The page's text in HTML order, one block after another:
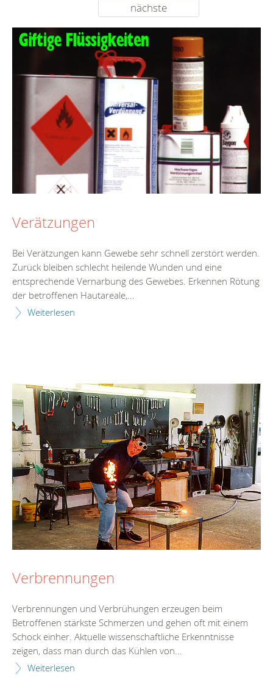
nächste
Verätzungen
Bei Verätzungen kann Gewebe sehr schnell zerstört werden.
Zurück bleiben schlecht heilende Wunden und eine
entsprechende Vernarbung des Gewebes. Erkennen Rötung
der betroffenen Hautareale,...
Weiterlesen
Verbrennungen
Verbrennungen und Verbrühungen erzeugen beim
Betroffenen stärkste Schmerzen und gehen oft mit einem
Schock einher. Aktuelle wissenschaftliche Erkenntnisse
zeigen, dass man durch das Kühlen von...
Weiterlesen